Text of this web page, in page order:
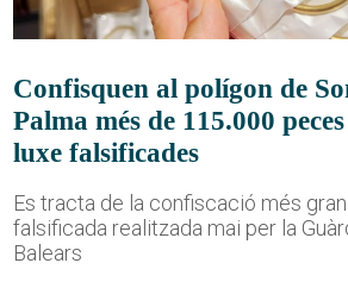
Confisquen al polígon de
Palma més de 115.000
luxe falsificades
Es tracta de la confiscació més
falsificada realitzada mai per la
Balears